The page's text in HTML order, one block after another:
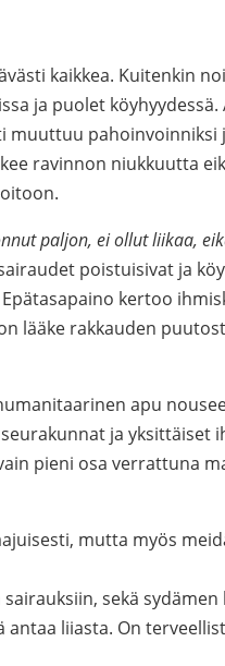
kaikkea. Kuitenkin
ja puolet
muuttuu pahoinvoinniksi
ravinnon niukkuutta
paljon, ei ollut liikaa,
poistuisivat ja
kertoo
lääke rakkauden
apu
ja yksittäiset
pieni osa verrattuna
mutta myös
sekä sydämen
liiasta. On